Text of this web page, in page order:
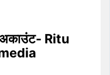
अकाउंट- Ritu